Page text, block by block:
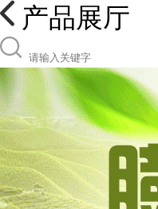
产品展厅